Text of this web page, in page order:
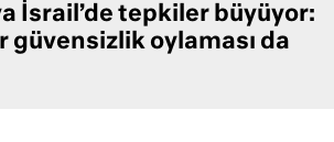
İsrail’de tepkiler büyüyor:
güvensizlik oylaması da